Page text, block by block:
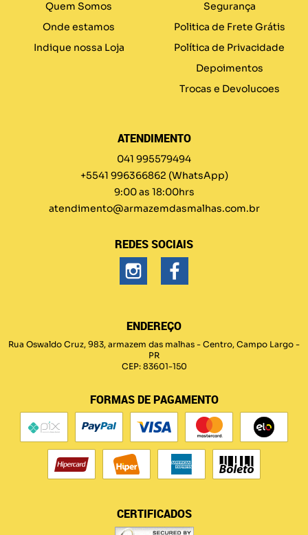
Quem Somos
Onde estamos
Indique nossa Loja
Segurança
Politica de Frete Grátis
Política de Privacidade
Depoimentos
Trocas e Devolucoes
ATENDIMENTO
041 995579494
+5541 996366862 (WhatsApp)
9:00 as 18:00hrs
atendimento@armazemdasmalhas.com.br
REDES SOCIAIS
ENDEREÇO
Rua Oswaldo Cruz, 983, armazem das malhas - Centro, Campo Largo -
PR
CEP: 83601-150
FORMAS DE PAGAMENTO
CERTIFICADOS